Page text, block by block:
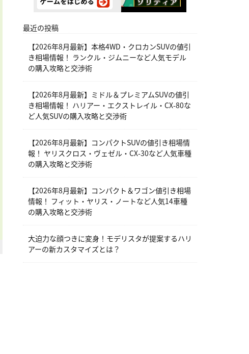
最近の投稿
【2026年8月最新】本格4WD・クロカンSUVの値引
き相場情報！ ランクル・ジムニーなど人気モデル
の購入攻略と交渉術
【2026年8月最新】ミドル＆プレミアムSUVの値引
き相場情報！ ハリアー・エクストレイル・CX-80な
ど人気SUVの購入攻略と交渉術
【2026年8月最新】コンパクトSUVの値引き相場情
報！ ヤリスクロス・ヴェゼル・CX-30など人気車種
の購入攻略と交渉術
【2026年8月最新】コンパクト＆ワゴン値引き相場
情報！ フィット・ヤリス・ノートなど人気14車種
の購入攻略と交渉術
大迫力な顔つきに変身！モデリスタが提案するハリ
アーの新カスタマイズとは？